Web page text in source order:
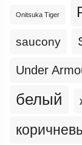
Onitsuka Tiger
saucony
Under
белый